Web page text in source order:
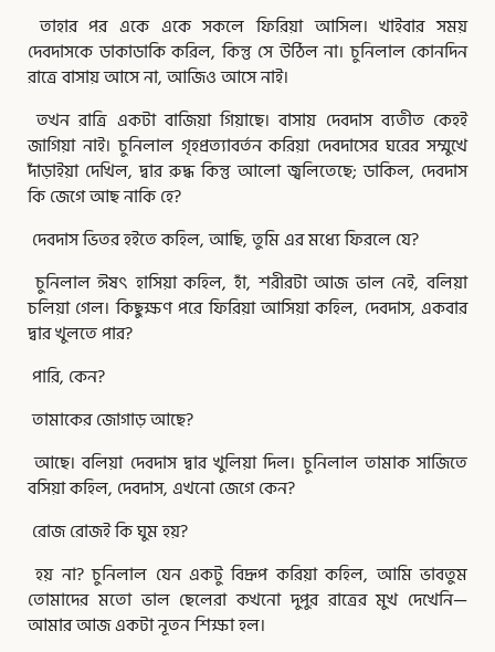
তাহার পর একে একে সকলে ফিরিয়া আসিল। খাইবার সময়
দেবদাসকে ডাকাডাকি করিল, কিন্তু সে উঠিল না। চুনিলাল কোনদিন
রাত্রে বাসায় আসে না, আজিও আসে নাই।
তখন রাত্রি একটা বাজিয়া গিয়াছে। বাসায় দেবদাস ব্যতীত কেহই
জাগিয়া নাই। চুনিলাল গৃহপ্রত্যাবর্তন করিয়া দেবদাসের ঘরের সম্মুখে
দাঁড়াইয়া দেখিল, দ্বার রুদ্ধ কিন্তু আলো জ্বলিতেছে; ডাকিল, দেবদাস
কি জেগে আছ নাকি হে?
দেবদাস ভিতর হইতে কহিল, আছি, তুমি এর মধ্যে ফিরলে যে?
চুনিলাল ঈষৎ হাসিয়া কহিল, হাঁ, শরীরটা আজ ভাল নেই, বলিয়া
চলিয়া গেল। কিছুক্ষণ পরে ফিরিয়া আসিয়া কহিল, দেবদাস, একবার
দ্বার খুলতে পার?
পারি, কেন?
তামাকের জোগাড় আছে?
আছে। বলিয়া দেবদাস দ্বার খুলিয়া দিল। চুনিলাল তামাক সাজিতে
বসিয়া কহিল, দেবদাস, এখনো জেগে কেন?
রোজ রোজই কি ঘুম হয়?
হয় না? চুনিলাল যেন একটু বিদ্রূপ করিয়া কহিল, আমি ভাবতুম
তোমাদের মতো ভাল ছেলেরা কখনো দুপুর রাত্রের মুখ দেখেনি—
আমার আজ একটা নূতন শিক্ষা হল।